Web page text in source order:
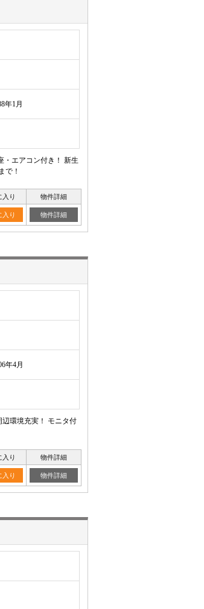
年1月
・エアコン付き！ 新生
で！
入り 物件詳細
入り 物件詳細
年4月
環境充実！ モニタ付
入り 物件詳細
入り 物件詳細